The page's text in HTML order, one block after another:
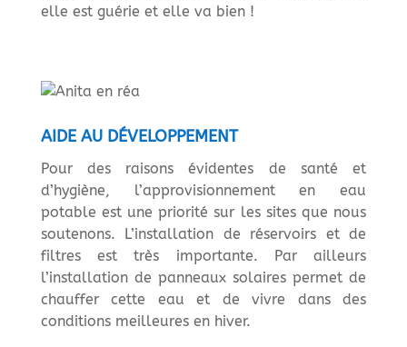
elle est guérie et elle va bien !
AIDE AU DÉVELOPPEMENT
Pour des raisons évidentes de santé et
d’hygiène, l’approvisionnement en eau
potable est une priorité sur les sites que nous
soutenons. L’installation de réservoirs et de
filtres est très importante. Par ailleurs
l’installation de panneaux solaires permet de
chauffer cette eau et de vivre dans des
conditions meilleures en hiver.